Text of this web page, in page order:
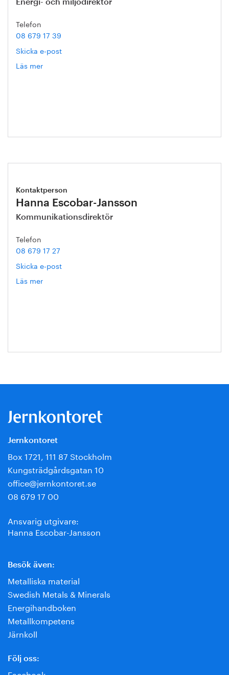
Energi- och miljödirektör
Telefon
08 679 17 39
Skicka e-post
Läs mer
Kontaktperson
Hanna Escobar-Jansson
Kommunikationsdirektör
Telefon
08 679 17 27
Skicka e-post
Läs mer
Jernkontoret
Box 1721, 111 87 Stockholm
Kungsträdgårdsgatan 10
office@jernkontoret.se
08 679 17 00
Ansvarig utgivare:
Hanna Escobar-Jansson
Besök även:
Metalliska material
Swedish Metals & Minerals
Energihandboken
Metallkompetens
Järnkoll
Följ oss: